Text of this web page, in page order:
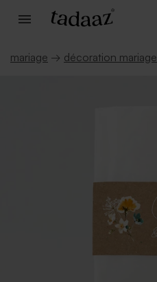
mariage → décoration mariage